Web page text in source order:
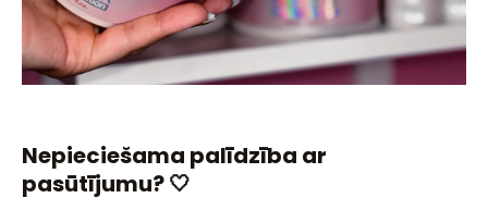
Nepieciešama palīdzība ar
pasūtījumu? 🤍